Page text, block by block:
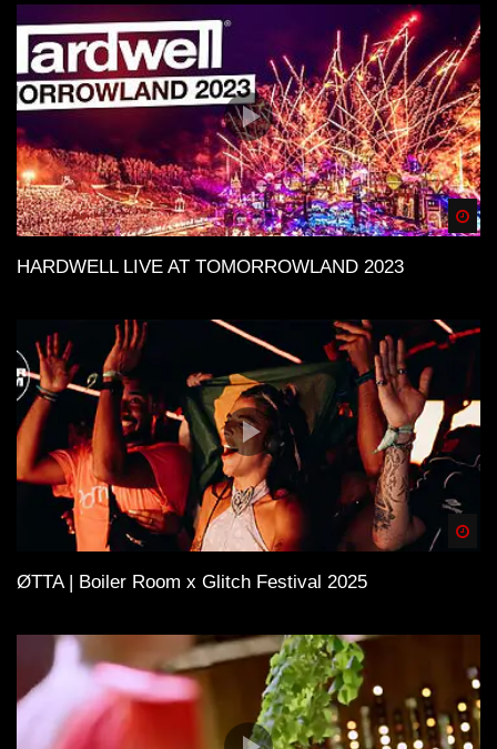
HARDWELL LIVE AT TOMORROWLAND 2023
ØTTA | Boiler Room x Glitch Festival 2025